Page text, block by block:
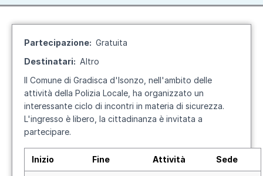
Partecipazione
Gratuita
Destinatari
Altro
Il Comune di Gradisca d'Isonzo, nell'ambito delle
attività della Polizia Locale, ha organizzato un
interessante ciclo di incontri in materia di sicurezza.
L'ingresso è libero, la cittadinanza è invitata a
partecipare.
Inizio Fine Attività Sede